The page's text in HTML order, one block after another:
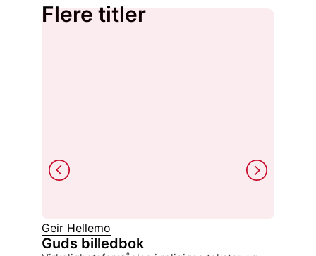
Flere titler
Geir Hellemo
Guds billedbok